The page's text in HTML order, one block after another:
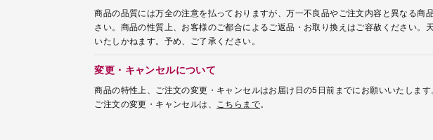
商品の品質には万全の注意を払っておりますが、万一不良品やご注文内容と異なる
さい。商品の性質上、お客様のご都合によるご返品・お取り換えはご容赦ください
いたしかねます。予め、ご了承ください。
変更・キャンセルについて
商品の特性上、ご注文の変更・キャンセルはお届け日の5日前までにお願いいたしま
ご注文の変更・キャンセルは、
こちらまで。